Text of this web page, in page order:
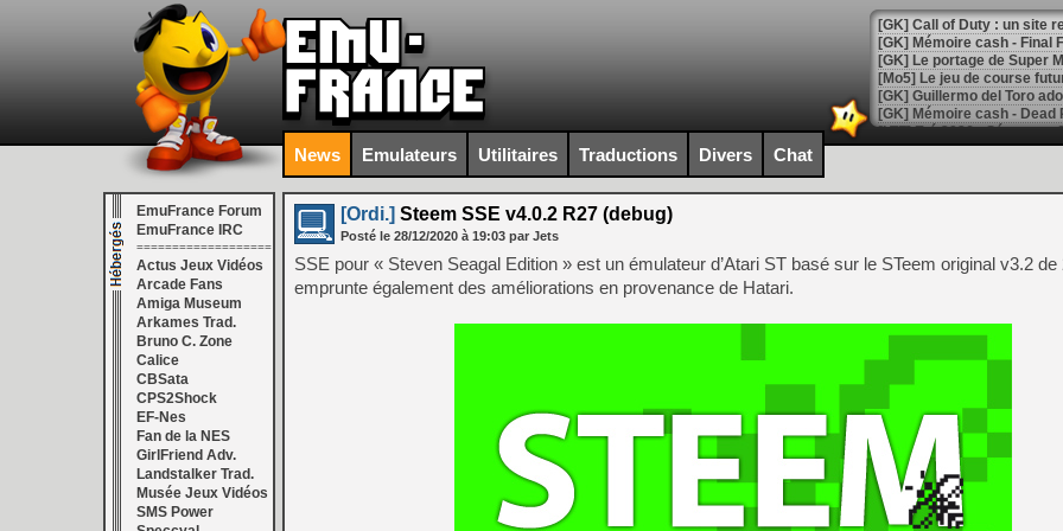
[GK] Le portage de Super
[Mo5] Le jeu de course
[GK] Guillermo del Toro
[LTF] Eté 2026 - Séquence
[GK] Mistfall Hunter : déjà
[GK] Wo Long 2 évolue
[GK] Crossfire : un TPS à
[LS] [PS5] Premiers
[Mo5] DOOM arrive en
[GK] Bethesda fête les 30
[GK] Roblox : l'action en
[GK] Agenda - GeForce
[GK] Devolver Digital en a
[LS] [PS5] ps5-y2jb-
[GK] Pourquoi Marvel
News Emulateurs Utilitaires Traductions Divers Chat
EmuFrance Forum
EmuFrance IRC
===================
Actus Jeux Vidéos
Arcade Fans
Amiga Museum
Arkames Trad.
Bruno C. Zone
Calice
CBSata
CPS2Shock
EF-Nes
Fan de la NES
GirlFriend Adv.
Landstalker Trad.
Musée Jeux Vidéos
SMS Power
[Ordi.] Steem SSE v4.0.2 R27 (debug)
Posté le 28/12/2020 à 19:03 par Jets
SSE pour « Steven Seagal Edition » est un émulateur d’Atari ST basé sur le STeem original v3.2 de
emprunte également des améliorations en provenance de Hatari.